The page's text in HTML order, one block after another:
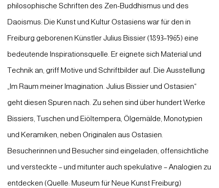
philosophische Schriften des Zen-Buddhismus und des
Daoismus: Die Kunst und Kultur Ostasiens war für den in
Freiburg geborenen Künstler Julius Bissier (1893–1965) eine
bedeutende Inspirationsquelle. Er eignete sich Material und
Technik an, griff Motive und Schriftbilder auf. Die Ausstellung
„Im Raum meiner Imagination. Julius Bissier und Ostasien“
geht diesen Spuren nach. Zu sehen sind über hundert Werke
Bissiers, Tuschen und Eiöltempera, Ölgemälde, Monotypien
und Keramiken, neben Originalen aus Ostasien.
Besucherinnen und Besucher sind eingeladen, offensichtliche
und versteckte – und mitunter auch spekulative – Analogien zu
entdecken (Quelle: Museum für Neue Kunst Freiburg)